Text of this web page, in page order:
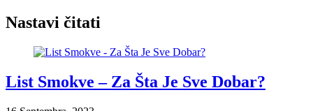
Nastavi čitati
List Smokve – Za Šta Je Sve Dobar?